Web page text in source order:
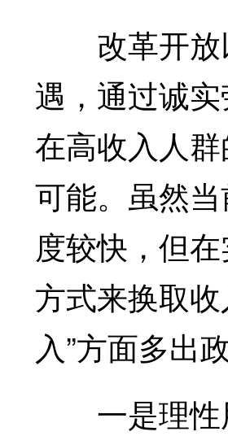
改革开放
遇，通过诚
在高收入人
可能。虽然
度较快，但
方式来换取
入”方面多出
一是理性